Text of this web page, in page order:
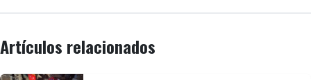
Artículos relacionados